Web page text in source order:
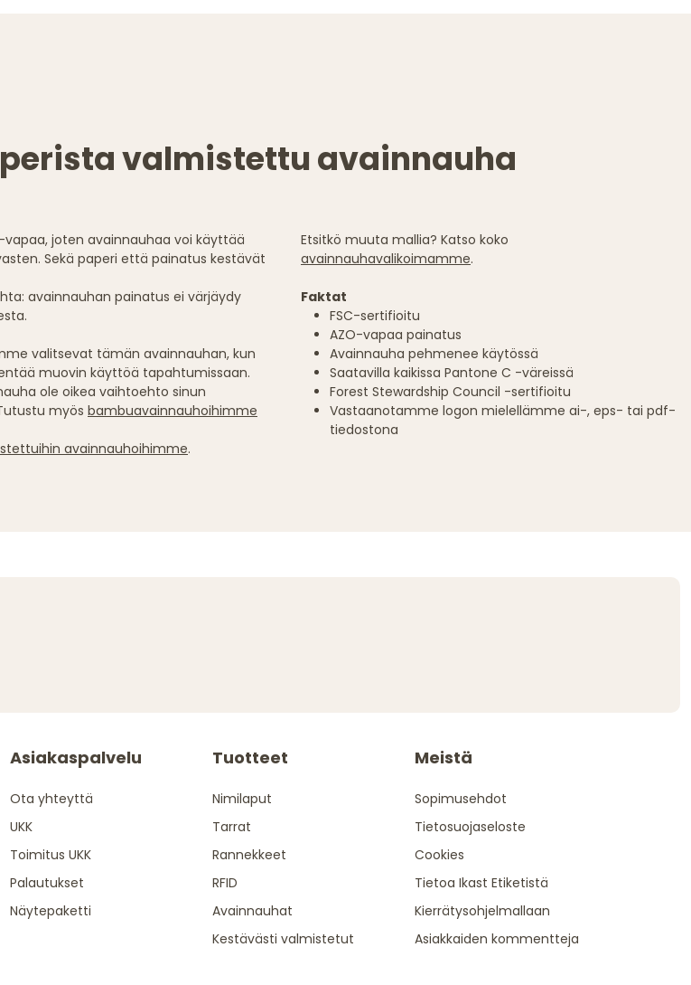
valmistettu avainnauha
vapaa, joten avainnauhaa voi käyttää
Sekä paperi että painatus kestävät
avainnauhan painatus ei värjäydy
valitsevat tämän avainnauhan, kun
muovin käyttöä tapahtumissaan.
ole oikea vaihtoehto sinun
myös bambuavainnauhoihimme
avainnauhoihimme.
Etsitkö muuta mallia? Katso koko
avainnauhavalikoimamme.
Faktat
FSC-sertifioitu
AZO-vapaa painatus
Avainnauha pehmenee käytössä
Saatavilla kaikissa Pantone C -väreissä
Forest Stewardship Council -sertifioitu
Vastaanotamme logon mielellämme ai-, eps- tai pdf-
tiedostona
Asiakaspalvelu
Ota yhteyttä
UKK
Toimitus UKK
Palautukset
Näytepaketti
Tuotteet
Nimilaput
Tarrat
Rannekkeet
RFID
Avainnauhat
Kestävästi valmistetut
Meistä
Sopimusehdot
Tietosuojaseloste
Cookies
Tietoa Ikast Etiketistä
Kierrätysohjelmallaan
Asiakkaiden kommentteja